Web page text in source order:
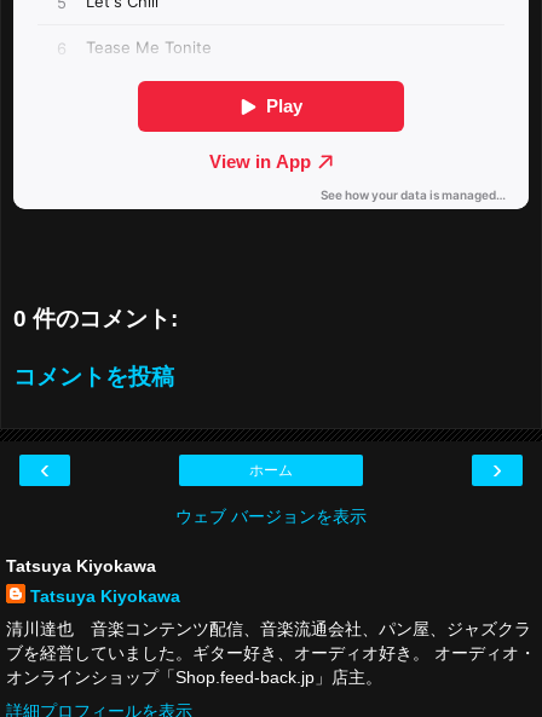
0 件のコメント:
コメントを投稿
‹ ›
ホーム
ウェブ バージョンを表示
Tatsuya Kiyokawa
Tatsuya Kiyokawa
清川達也 音楽コンテンツ配信、音楽流通会社、パン屋、ジャズクラ
ブを経営していました。ギター好き、オーディオ好き。 オーディオ・
オンラインショップ「Shop.feed-back.jp」店主。
詳細プロフィールを表示